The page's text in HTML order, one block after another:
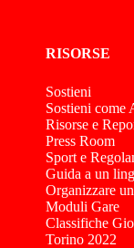
RISORSE
Sostieni
Sostieni come
Risorse e
Press Room
Sport e
Guida a un
Organizzare
Moduli Gare
Classifiche
Torino 2022